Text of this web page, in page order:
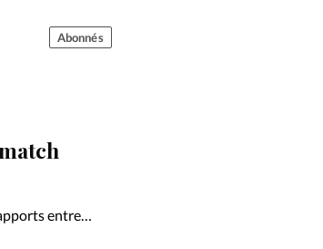
donc dans
ce site les…
Abonnés
entre